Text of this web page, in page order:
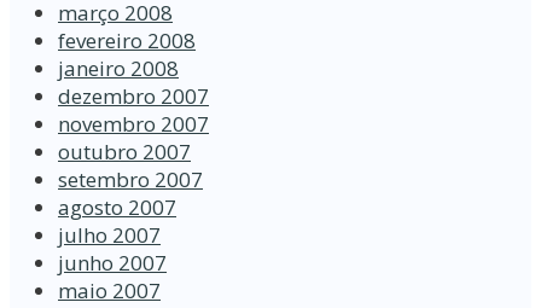
março 2008
fevereiro 2008
janeiro 2008
dezembro 2007
novembro 2007
outubro 2007
setembro 2007
agosto 2007
julho 2007
junho 2007
maio 2007